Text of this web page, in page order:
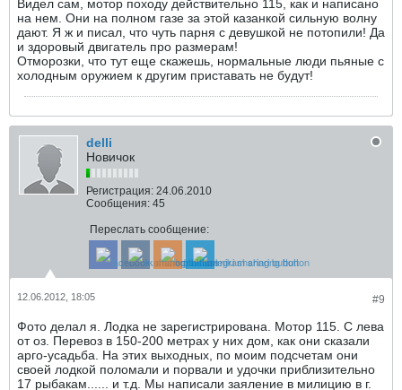
Видел сам, мотор походу действительно 115, как и написано
на нем. Они на полном газе за этой казанкой сильную волну
дают. Я ж и писал, что чуть парня с девушкой не потопили! Да
и здоровый двигатель про размерам!
Отморозки, что тут еще скажешь, нормальные люди пьяные с
холодным оружием к другим приставать не будут!
delli
Новичок
Регистрация: 24.06.2010
Сообщения: 45
Переслать сообщение:
#9
12.06.2012, 18:05
Фото делал я. Лодка не зарегистрирована. Мотор 115. С лева
от оз. Перевоз в 150-200 метрах у них дом, как они сказали
арго-усадьба. На этих выходных, по моим подсчетам они
своей лодкой поломали и порвали и удочки приблизительно
17 рыбакам...... и т.д. Мы написали заяление в милицию в г.